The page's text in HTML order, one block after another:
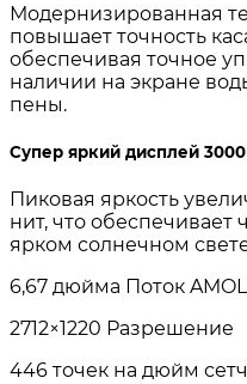
Модернизированная
повышает точность
обеспечивая точное
наличии на экране
пены.
Супер яркий дисплей
Пиковая яркость
нит, что
ярком солнечном
6,67 дюйма Поток
2712×1220 Разрешение
446 точек на дюйм